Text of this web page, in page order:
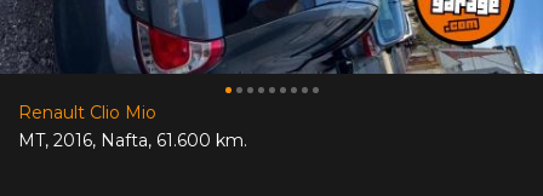
Renault Clio Mio
MT, 2016, Nafta, 61.600 km.